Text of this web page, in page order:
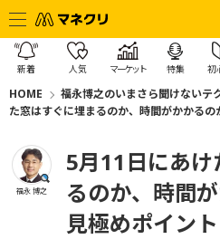
新着 人気 マーケット 特集 初
HOME 福永博之のいまさら聞けないテ
た窓はすぐに埋まるのか、時間がかかる
福永 博之
5月11日にあけ
るのか、時間
見極めポイン